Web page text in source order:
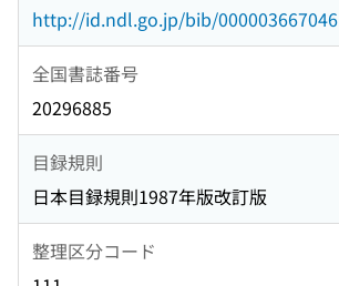
http://id.ndl.go.jp/bib/000003667046
全国書誌番号
20296885
目録規則
日本目録規則1987年版改訂版
整理区分コード